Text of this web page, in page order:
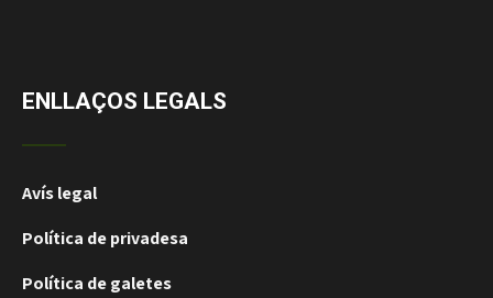
ENLLAÇOS LEGALS
Avís legal
Política de privadesa
Política de galetes